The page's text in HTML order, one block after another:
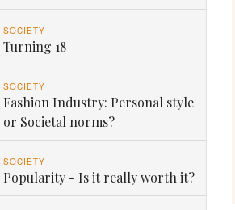
SOCIETY
Turning 18
SOCIETY
Fashion Industry: Personal style
or Societal norms?
SOCIETY
Popularity - Is it really worth it?